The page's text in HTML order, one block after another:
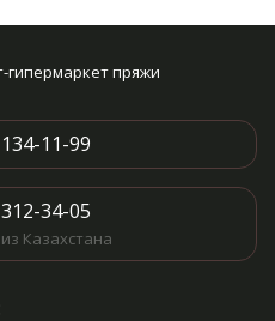
гипермаркет пряжи
11-99
34-05
Казахстана